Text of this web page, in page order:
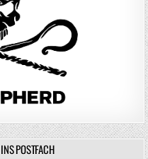
POSTFACH